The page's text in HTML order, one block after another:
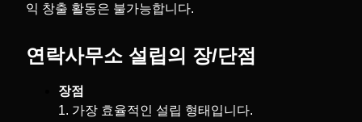
익 창출 활동은 불가능합니다.
연락사무소 설립의 장/단점
장점
1. 가장 효율적인 설립 형태입니다.